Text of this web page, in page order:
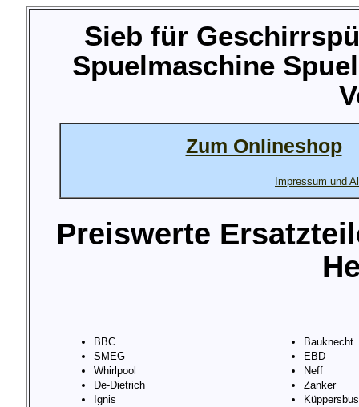
Sieb für
Spuelmaschine
Zum Onlineshop
Impressum und
Preiswerte
BBC
SMEG
Whirlpool
De-Dietrich
Ignis
Bauknecht
EBD
Neff
Zanker